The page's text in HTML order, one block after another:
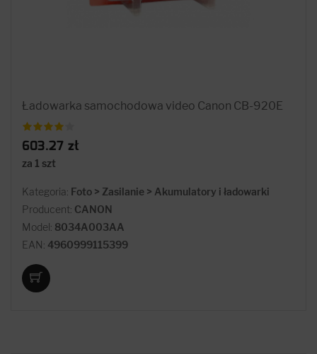
Ładowarka samochodowa video Canon CB-920E
603.27 zł
za 1 szt
Kategoria: Foto > Zasilanie > Akumulatory i ładowarki
Producent: CANON
Model: 8034A003AA
EAN: 4960999115399